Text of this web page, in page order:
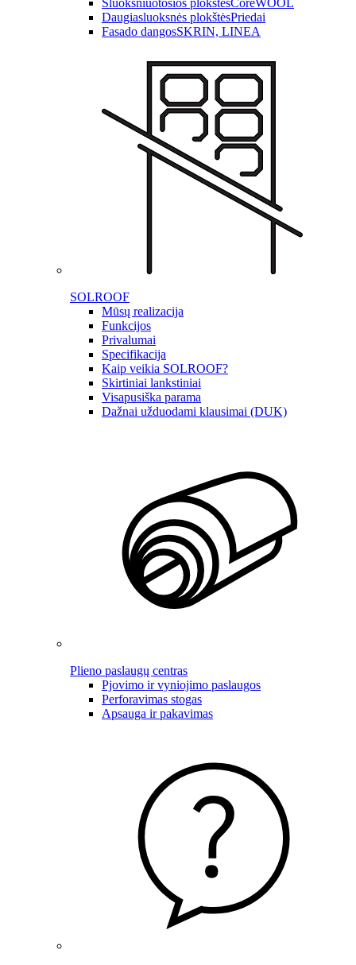
Sluoksniuotosios plokštėsCoreWOOL
Daugiasluoksnės plokštėsPriedai
Fasado dangosSKRIN, LINEA
SOLROOF
Mūsų realizacija
Funkcijos
Privalumai
Specifikacija
Kaip veikia SOLROOF?
Skirtiniai lankstiniai
Visapusiška parama
Dažnai užduodami klausimai (DUK)
Plieno paslaugų centras
Pjovimo ir vyniojimo paslaugos
Perforavimas stogas
Apsauga ir pakavimas